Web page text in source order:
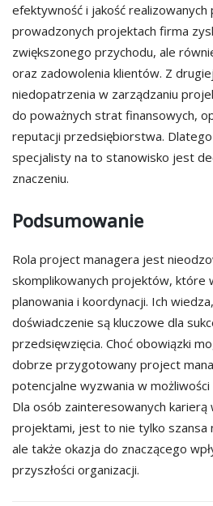
efektywność i jakość
prowadzonych projektach firma
zwiększonego przychodu, ale
oraz zadowolenia klientów. Z
niedopatrzenia w zarządzaniu
do poważnych strat finansowych,
reputacji przedsiębiorstwa.
specjalisty na to stanowisko jest
znaczeniu.
Podsumowanie
Rola project managera jest
skomplikowanych projektów, które
planowania i koordynacji. Ich
doświadczenie są kluczowe dla
przedsięwzięcia. Choć obowiązki
dobrze przygotowany project
potencjalne wyzwania w
Dla osób zainteresowanych karierą
projektami, jest to nie tylko szansa
ale także okazja do znaczącego
przyszłości organizacji.